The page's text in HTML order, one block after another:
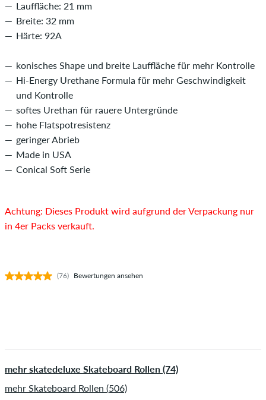
Lauffläche: 21 mm
Breite: 32 mm
Härte: 92A
konisches Shape und breite Lauffläche für mehr Kontrolle
Hi-Energy Urethane Formula für mehr Geschwindigkeit
und Kontrolle
softes Urethan für rauere Untergründe
hohe Flatspotresistenz
geringer Abrieb
Made in USA
Conical Soft Serie
Achtung: Dieses Produkt wird aufgrund der Verpackung nur
in 4er Packs verkauft.
(76) Bewertungen ansehen
mehr skatedeluxe Skateboard Rollen (74)
mehr Skateboard Rollen (506)